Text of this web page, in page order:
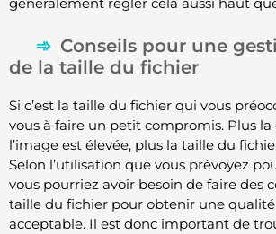
Conseils pour une
de la taille du fichier
Si c’est la taille du fichier qui vous
vous à faire un petit compromis. Plus
l’image est élevée, plus la taille du
Selon l’utilisation que vous prévoyez
vous pourriez avoir besoin de faire des
taille du fichier pour obtenir une qualité
acceptable. Il est donc important de